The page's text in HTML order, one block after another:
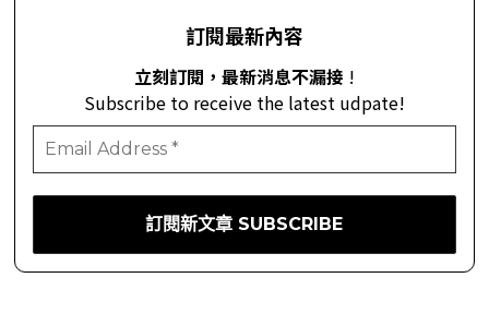
訂閱最新內容
立刻訂閱，最新消息不漏接 !
Subscribe to receive the latest udpate!